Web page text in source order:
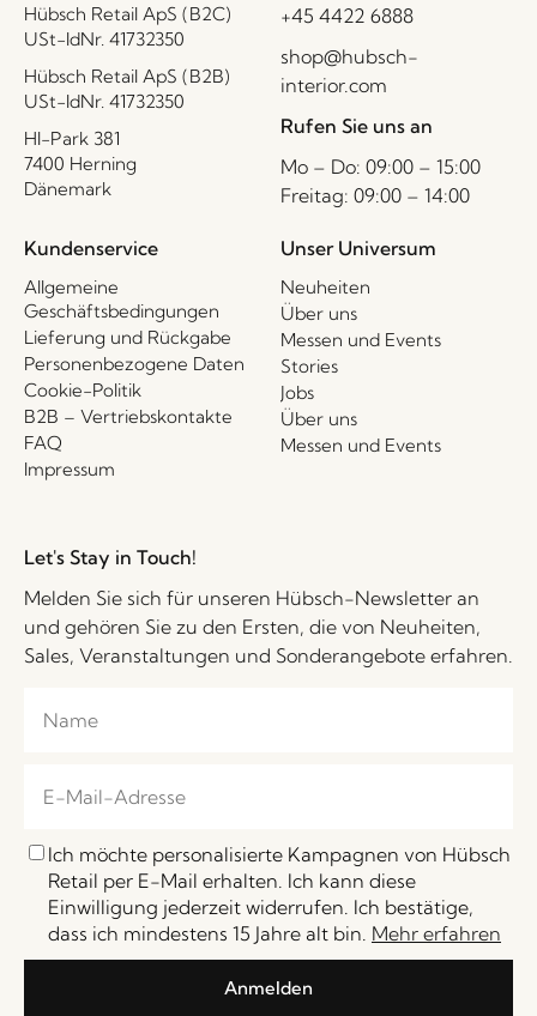
Hübsch Retail ApS (B2C)
USt-IdNr. 41732350
Hübsch Retail ApS (B2B)
USt-IdNr. 41732350
HI-Park 381
7400 Herning
Dänemark
+45 4422 6888
shop@hubsch-
interior.com
Rufen Sie uns an
Mo – Do: 09:00 – 15:00
Freitag: 09:00 – 14:00
Kundenservice
Allgemeine
Geschäftsbedingungen
Lieferung und Rückgabe
Personenbezogene Daten
Cookie-Politik
B2B – Vertriebskontakte
FAQ
Impressum
Unser Universum
Neuheiten
Über uns
Messen und Events
Stories
Jobs
Über uns
Messen und Events
Let's Stay in Touch!
Melden Sie sich für unseren Hübsch-Newsletter an
und gehören Sie zu den Ersten, die von Neuheiten,
Sales, Veranstaltungen und Sonderangebote erfahren.
Ich möchte personalisierte Kampagnen von Hübsch
Retail per E-Mail erhalten. Ich kann diese
Einwilligung jederzeit widerrufen. Ich bestätige,
dass ich mindestens 15 Jahre alt bin. Mehr erfahren
Anmelden